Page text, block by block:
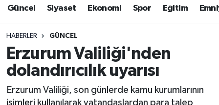
Güncel Siyaset Ekonomi Spor Eğitim
HABERLER GÜNCEL
Erzurum Valiliği'nden
dolandırıcılık uyarısı
Erzurum Valiliği, son günlerde kamu kurumlarının
isimleri kullanılarak vatandaşlardan para talep
Asayiş
Bölge
Eğitim
Trafik Durumu
Süper Lig Puan Durumu ve Fikstür
Tüm Manşetler